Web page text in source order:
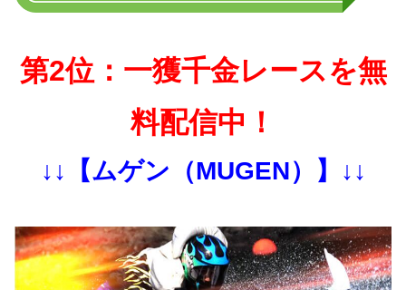
第2位：一獲千金レースを無
料配信中！
↓↓【ムゲン（MUGEN）】↓↓